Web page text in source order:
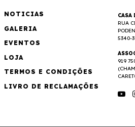
NOTICIAS
GALERIA
EVENTOS
LOJA
TERMOS E CONDIÇÕES
LIVRO DE RECLAMAÇÕES
CASA
RUA
5340-
919